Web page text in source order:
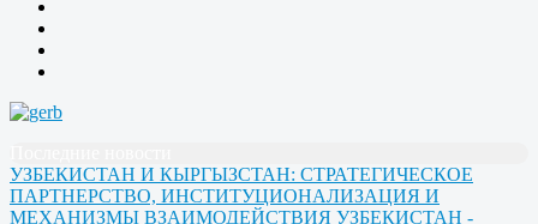
УЗБЕКИСТАН И КЫРГЫЗСТАН: СТРАТЕГИЧЕСКОЕ
ПАРТНЕРСТВО, ИНСТИТУЦИОНАЛИЗАЦИЯ И
МЕХАНИЗМЫ ВЗАИМОДЕЙСТВИЯ УЗБЕКИСТАН -